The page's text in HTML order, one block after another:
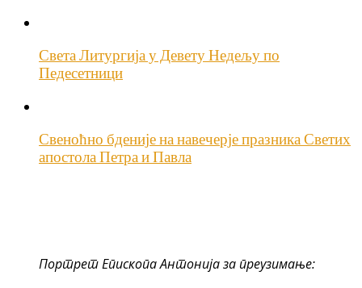
Света Литургија у Девету Недељу по
Педесетници
Свеноћно бденије на навечерје празника Светих
апостола Петра и Павла
Портрет Епископа Антонија за преузимање: